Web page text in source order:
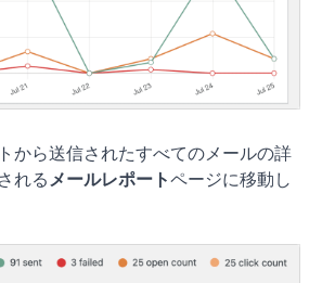
から送信されたすべてのメールの詳
れる メールレポートページに移動し